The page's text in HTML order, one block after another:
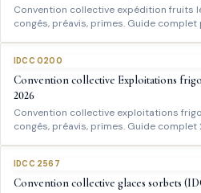
Convention collective expédition fruits
congés, préavis, primes. Guide complet
IDCC 0200
Convention collective Exploitations
2026
Convention collective exploitations
congés, préavis, primes. Guide
IDCC 2567
Convention collective glaces sorbets